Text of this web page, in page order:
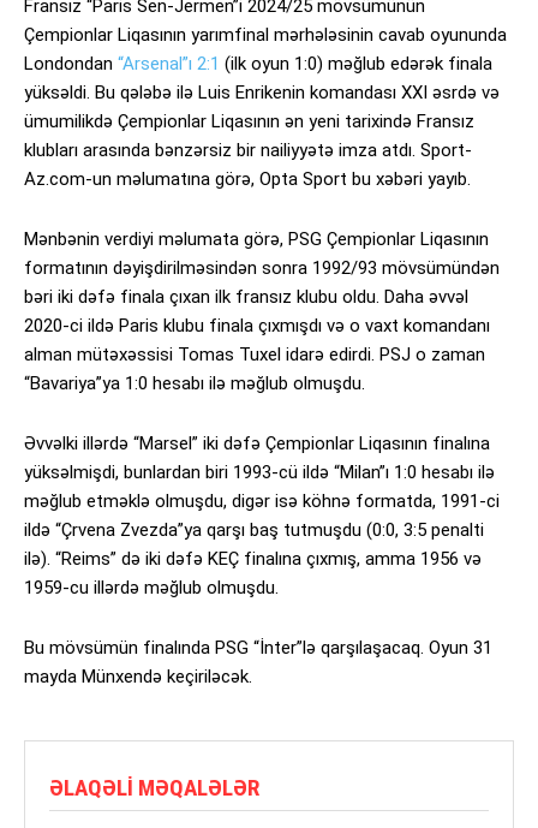
Fransız “Paris Sen-Jermen”i 2024/25 mövsümünün
Çempionlar Liqasının yarımfinal mərhələsinin cavab oyununda
Londondan “Arsenal”ı 2:1 (ilk oyun 1:0) məğlub edərək finala
yüksəldi. Bu qələbə ilə Luis Enrikenin komandası XXI əsrdə və
ümumilikdə Çempionlar Liqasının ən yeni tarixində Fransız
klubları arasında bənzərsiz bir nailiyyətə imza atdı. Sport-
Az.com-un məlumatına görə, Opta Sport bu xəbəri yayıb.
Mənbənin verdiyi məlumata görə, PSG Çempionlar Liqasının
formatının dəyişdirilməsindən sonra 1992/93 mövsümündən
bəri iki dəfə finala çıxan ilk fransız klubu oldu. Daha əvvəl
2020-ci ildə Paris klubu finala çıxmışdı və o vaxt komandanı
alman mütəxəssisi Tomas Tuxel idarə edirdi. PSJ o zaman
“Bavariya”ya 1:0 hesabı ilə məğlub olmuşdu.
Əvvəlki illərdə “Marsel” iki dəfə Çempionlar Liqasının finalına
yüksəlmişdi, bunlardan biri 1993-cü ildə “Milan”ı 1:0 hesabı ilə
məğlub etməklə olmuşdu, digər isə köhnə formatda, 1991-ci
ildə “Çrvena Zvezda”ya qarşı baş tutmuşdu (0:0, 3:5 penalti
ilə). “Reims” də iki dəfə KЕÇ finalına çıxmış, amma 1956 və
1959-cu illərdə məğlub olmuşdu.
Bu mövsümün finalında PSG “İnter”lə qarşılaşacaq. Oyun 31
mayda Münxendə keçiriləcək.
ƏLAQƏLI MƏQALƏLƏR